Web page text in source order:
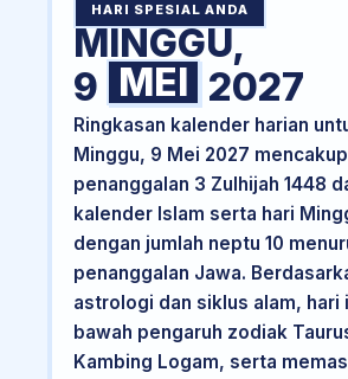
HARI SPESIAL ANDA
MINGGU,
9 MEI 2027
Ringkasan kalender harian
Minggu, 9 Mei 2027 mencakup
penanggalan 3 Zulhijah 1448
kalender Islam serta hari
dengan jumlah neptu 10
penanggalan Jawa.
astrologi dan siklus alam, hari
bawah pengaruh zodiak
Kambing Logam, serta